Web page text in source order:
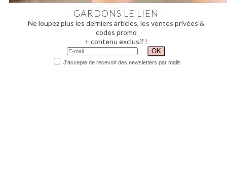
GARDONS LE LIEN
Ne loupez plus les derniers articles, les ventes privées &
codes promo
+ contenu exclusif !
J'accepte de recevoir des newsletters par mails